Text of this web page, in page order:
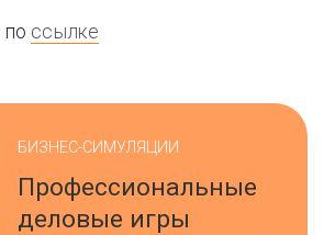
по ссылке
БИЗНЕС-СИМУЛЯЦИИ
Профессиональные
деловые игры